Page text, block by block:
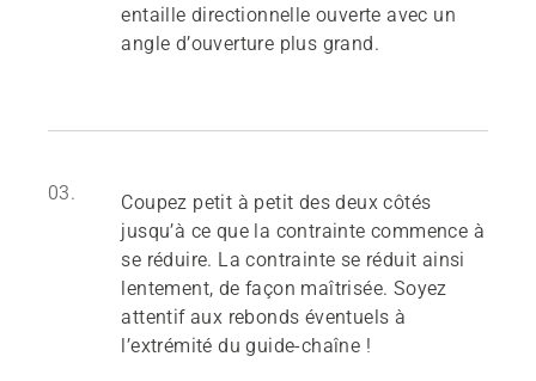
entaille directionnelle ouverte avec un
angle d’ouverture plus grand.
03.
Coupez petit à petit des deux côtés
jusqu’à ce que la contrainte commence à
se réduire. La contrainte se réduit ainsi
lentement, de façon maîtrisée. Soyez
attentif aux rebonds éventuels à
l’extrémité du guide-chaîne !